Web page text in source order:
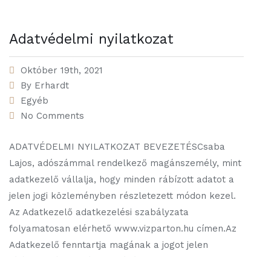
Adatvédelmi nyilatkozat
Október 19th, 2021
By Erhardt
Egyéb
No Comments
ADATVÉDELMI NYILATKOZAT BEVEZETÉSCsaba
Lajos, adószámmal rendelkező magánszemély, mint
adatkezelő vállalja, hogy minden rábízott adatot a
jelen jogi közleményben részletezett módon kezel.
Az Adatkezelő adatkezelési szabályzata
folyamatosan elérhető www.vizparton.hu címen.Az
Adatkezelő fenntartja magának a jogot jelen